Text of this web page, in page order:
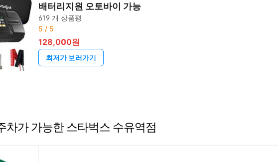
배터리지원 오토바이 가능
619 개 상품평
5 / 5
128,000원
최저가 보러가기
차가 가능한 스타벅스 수유역점